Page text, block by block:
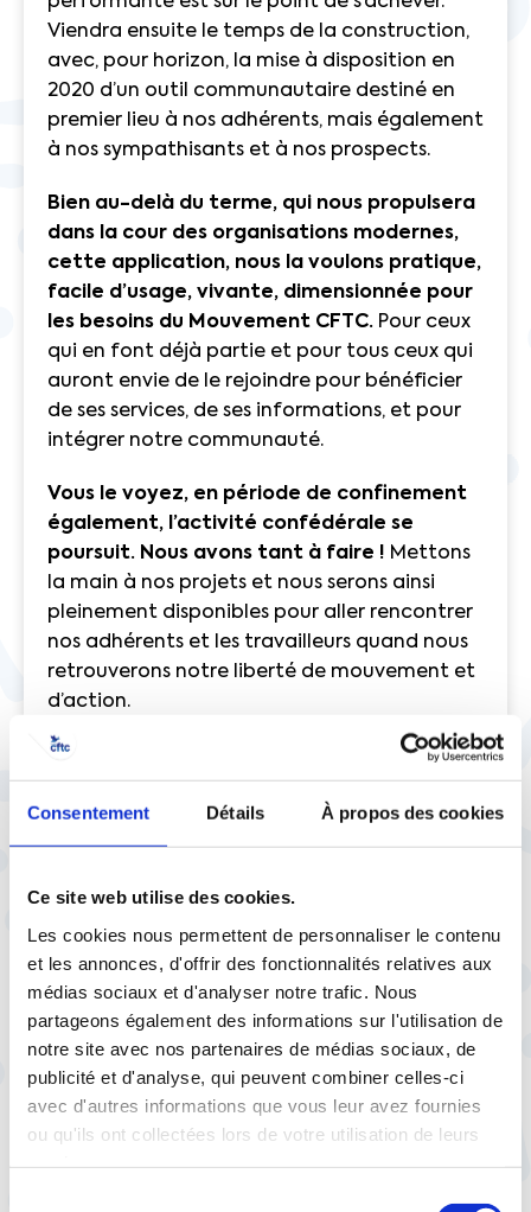
Consentement Détails À propos des cookies
Ce site web utilise des cookies.
Les cookies nous permettent de personnaliser le contenu
et les annonces, d'offrir des fonctionnalités relatives aux
médias sociaux et d'analyser notre trafic. Nous
partageons également des informations sur l'utilisation de
notre site avec nos partenaires de médias sociaux, de
publicité et d'analyse, qui peuvent combiner celles-ci
avec d'autres informations que vous leur avez fournies
ou qu'ils ont collectées lors de votre utilisation de leurs
Viendra ensuite le temps de la construction,
avec, pour horizon, la mise à disposition en
2020 d’un outil communautaire destiné en
premier lieu à nos adhérents, mais également
à nos sympathisants et à nos prospects.
Bien au-delà du terme, qui nous propulsera
dans la cour des organisations modernes,
cette application, nous la voulons pratique,
facile d’usage, vivante, dimensionnée pour
les besoins du Mouvement CFTC. Pour ceux
qui en font déjà partie et pour tous ceux qui
auront envie de le rejoindre pour bénéficier
de ses services, de ses informations, et pour
intégrer notre communauté.
Vous le voyez, en période de confinement
également, l’activité confédérale se
poursuit. Nous avons tant à faire ! Mettons
la main à nos projets et nous serons ainsi
pleinement disponibles pour aller rencontrer
nos adhérents et les travailleurs quand nous
retrouverons notre liberté de mouvement et
d’action.
À lire aussi
17 février |Social
Le travail se réorganise, les
risques se troublent